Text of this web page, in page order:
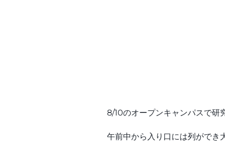
8/10のオープンキャンパスで研
午前中から入り口には列ができ